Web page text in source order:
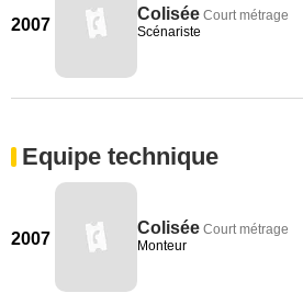
2007
Colisée Court métrage
Scénariste
Equipe technique
2007
Colisée Court métrage
Monteur